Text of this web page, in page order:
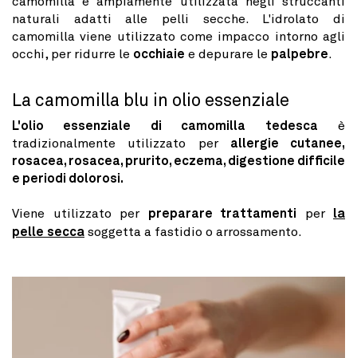
naturali adatti alle pelli secche. L'idrolato di
camomilla viene utilizzato come impacco intorno agli
occhi, per ridurre le occhiaie e depurare le palpebre.
La camomilla blu in olio essenziale
L'olio essenziale di camomilla tedesca è
tradizionalmente utilizzato per allergie cutanee,
rosacea, rosacea, prurito, eczema, digestione difficile
e periodi dolorosi.
Viene utilizzato per preparare trattamenti per la
pelle secca soggetta a fastidio o arrossamento.